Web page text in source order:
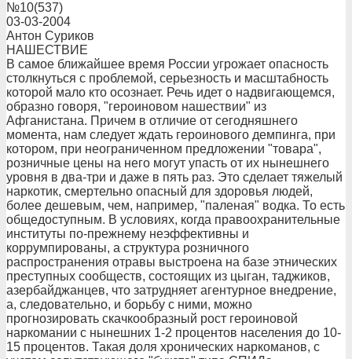
№10(537)
03-03-2004
Антон Суриков
НАШЕСТВИЕ
В самое ближайшее время России угрожает опасность
столкнуться с проблемой, серьезность и масштабность
которой мало кто осознает. Речь идет о надвигающемся,
образно говоря, "героиновом нашествии" из
Афганистана. Причем в отличие от сегодняшнего
момента, нам следует ждать героинового демпинга, при
котором, при неограниченном предложении "товара",
розничные цены на него могут упасть от их нынешнего
уровня в два-три и даже в пять раз. Это сделает тяжелый
наркотик, смертельно опасный для здоровья людей,
более дешевым, чем, например, "паленая" водка. То есть
общедоступным. В условиях, когда правоохранительные
институты по-прежнему неэффективны и
коррумпированы, а структура розничного
распространения отравы выстроена на базе этнических
преступных сообществ, состоящих из цыган, таджиков,
азербайджанцев, что затрудняет агентурное внедрение,
а, следовательно, и борьбу с ними, можно
прогнозировать скачкообразный рост героиновой
наркомании с нынешних 1-2 процентов населения до 10-
15 процентов. Такая доля хронических наркоманов, с